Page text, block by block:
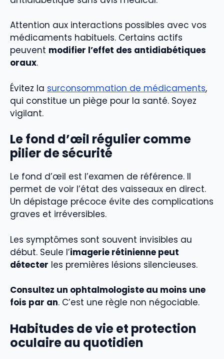
Attention aux interactions possibles avec vos
médicaments habituels. Certains actifs
peuvent modifier l’effet des antidiabétiques
oraux.
Évitez la surconsommation de médicaments,
qui constitue un piège pour la santé. Soyez
vigilant.
Le fond d’œil régulier comme
pilier de sécurité
Le fond d’œil est l’examen de référence. Il
permet de voir l’état des vaisseaux en direct.
Un dépistage précoce évite des complications
graves et irréversibles.
Les symptômes sont souvent invisibles au
début. Seule l’imagerie rétinienne peut
détecter les premières lésions silencieuses.
Consultez un ophtalmologiste au moins une
fois par an. C’est une règle non négociable.
Habitudes de vie et protection
oculaire au quotidien